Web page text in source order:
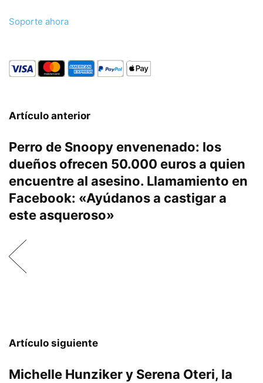
Soporte ahora
Artículo anterior
Perro de Snoopy envenenado: los
dueños ofrecen 50.000 euros a quien
encuentre al asesino. Llamamiento en
Facebook: «Ayúdanos a castigar a
este asqueroso»
Artículo siguiente
Michelle Hunziker y Serena Oteri, la